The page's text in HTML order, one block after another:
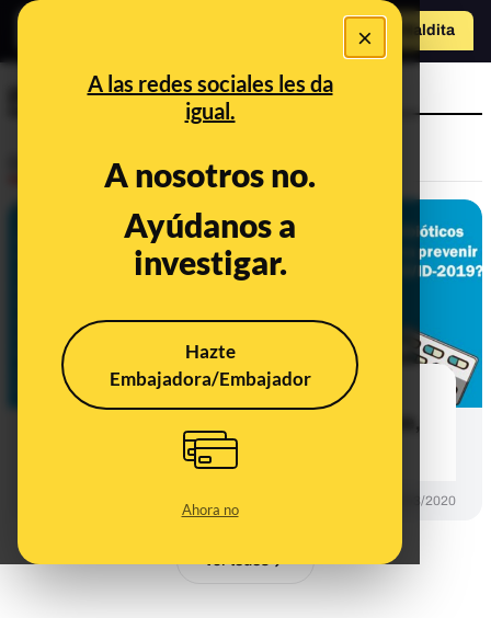
×
A las redes sociales les da
igual.
A nosotros no.
Ayúdanos a
investigar.
Hazte
Embajadora/Embajador
Ahora no
Hazte Maldita
previene
No, ningún virus se trata ni se
previene con antibióticos: ni la gripe,
ni el resfriado, ni el coronavirus
01/03/2020
Ver todos